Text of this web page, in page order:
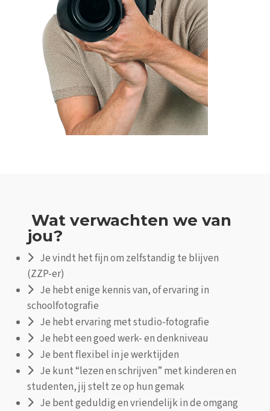
Wat verwachten we van
jou?
Je vindt het fijn om zelfstandig te blijven
(ZZP-er)
Je hebt enige kennis van, of ervaring in
schoolfotografie
Je hebt ervaring met studio-fotografie
Je hebt een goed werk- en denkniveau
Je bent flexibel in je werktijden
Je kunt “lezen en schrijven” met kinderen en
studenten, jij stelt ze op hun gemak
Je bent geduldig en vriendelijk in de omgang